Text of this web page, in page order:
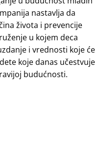
nastavlja da
života i prevencije
u kojem deca
i vrednosti koje će
koje danas učestvuje
budućnosti.